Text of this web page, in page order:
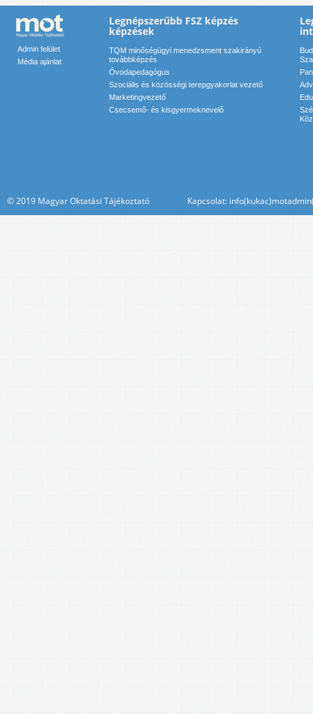
Admin felület
Média ajánlat
Legnépszerűbb FSZ képzés
képzések
TQM minőségügyi menedzsment szakirányú
továbbképzés
Óvodapedagógus
Szociális és közösségi terepgyakorlat vezető
Marketingvezető
Csecsemő- és kisgyermeknevelő
© 2019 Magyar Oktatási Tájékoztató Kapcsolat: